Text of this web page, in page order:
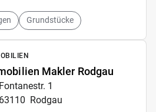
Grundstücke
Makler Rodgau
Fontanestr. 1
63110 Rodgau